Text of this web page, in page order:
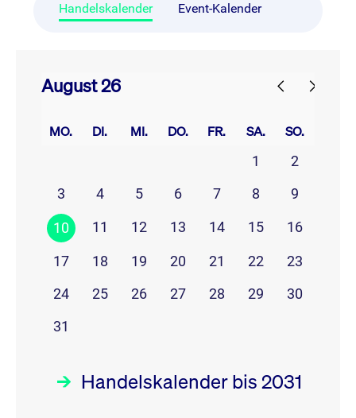
Handelskalender Event-Kalender
August 26
MO. DI. MI. DO. FR. SA. SO.
1
2
3
4 5 6 7 8 9
10 11 12 13 14 15 16
17 18 19 20 21 22
23
24
25 26 27 28 29
30
31
Handelskalender bis 2031